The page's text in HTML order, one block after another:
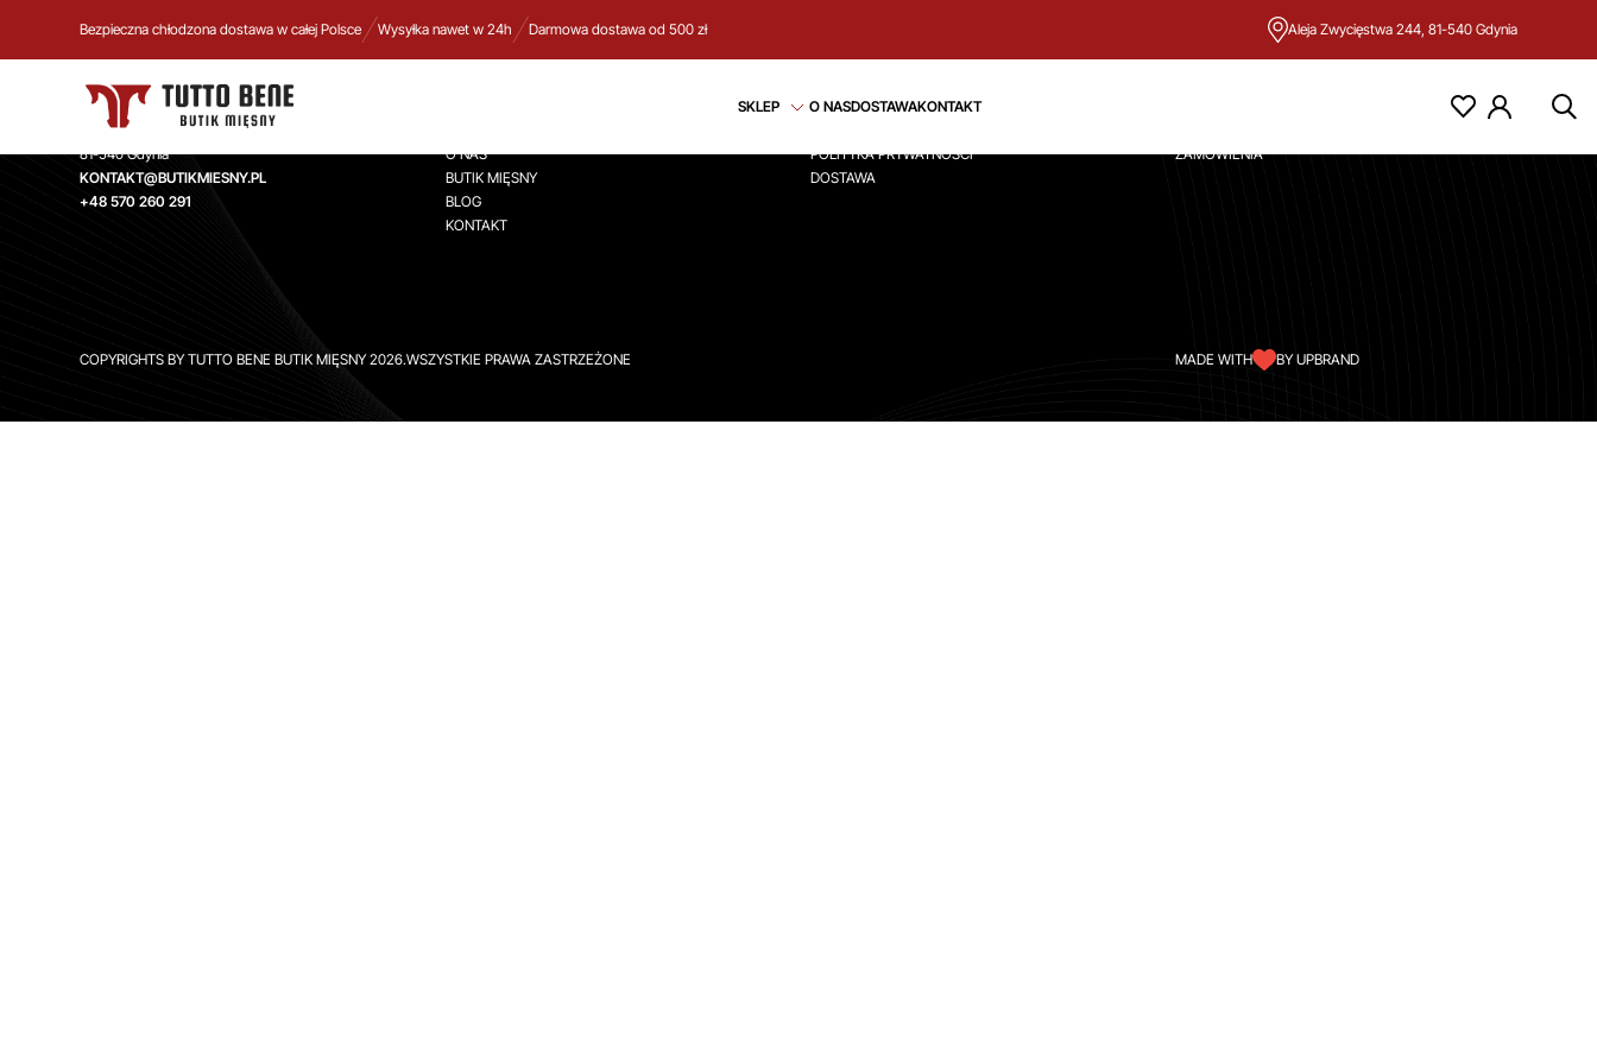
Bezpieczna chłodzona dostawa w całej Polsce Wysyłka nawet w 24h Darmowa dostawa od 500 zł Aleja Zwycięstwa 244, 81-540 Gdynia
SKLEP O NASDOSTAWAKONTAKT
TUTTO BENE BUTIK MIĘSNY
Aleja Zwycięstwa 244,
81-540 Gdynia
KONTAKT@BUTIKMIESNY.PL
+48 570 260 291
O NAS
BUTIK MIĘSNY
BLOG
KONTAKT
REGULAMIN
POLITYKA PRYWATNOŚCI
DOSTAWA
ZAMÓWIENIA
COPYRIGHTS BY TUTTO BENE BUTIK MIĘSNY 2026.WSZYSTKIE PRAWA ZASTRZEŻONE MADE WITH BY UPBRAND